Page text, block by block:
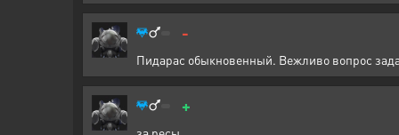
-
Пидарас обыкновенный. Вежливо вопрос
+